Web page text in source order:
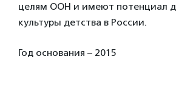
целям ООН и имеют потенциал
культуры детства в России.
Год основания – 2015